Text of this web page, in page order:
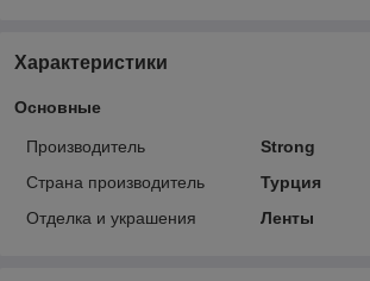
Характеристики
Основные
Производитель
Strong
Страна производитель
Турция
Отделка и украшения
Ленты